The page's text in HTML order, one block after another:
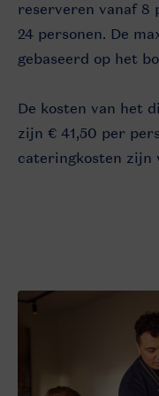
reserveren vanaf 8
24 personen. De
gebaseerd op het
De kosten van het
zijn € 41,50 per
cateringkosten zijn